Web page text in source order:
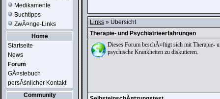
Medikamente
Buchtipps
ZwĂ¤nge-Links
Home
Startseite
News
Forum
GĂ¤stebuch
persĂśnlicher Kontakt
Community
Links » Übersicht
Therapie- und Psychiatrieerfahrungen
Dieses Forum beschĂ¤ftigt sich mit Therapie-
psychische Krankheiten zu diskutieren.